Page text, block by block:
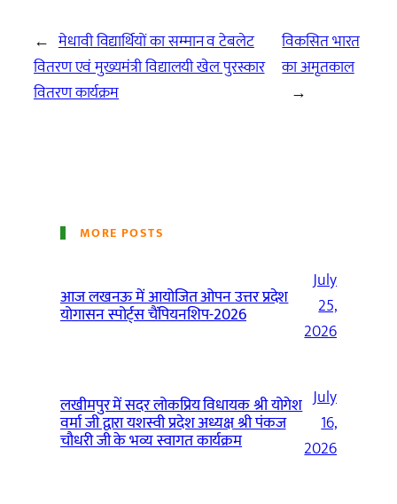
← मेधावी विद्यार्थियों का सम्मान व टेबलेट
वितरण एवं मुख्यमंत्री विद्यालयी खेल पुरस्कार
वितरण कार्यक्रम
विकसित भारत
का अमृतकाल
→
MORE POSTS
आज लखनऊ में आयोजित ओपन उत्तर प्रदेश
योगासन स्पोर्ट्स चैंपियनशिप-2026
July
25,
2026
लखीमपुर में सदर लोकप्रिय विधायक श्री योगेश
वर्मा जी द्वारा यशस्वी प्रदेश अध्यक्ष श्री पंकज
चौधरी जी के भव्य स्वागत कार्यक्रम
July
16,
2026